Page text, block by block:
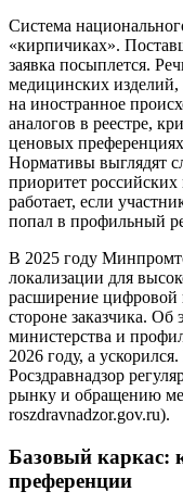
Система
«кирпичиках».
заявка посыплется.
медицинских
на иностранное
аналогов в реестре,
ценовых
Нормативы выглядят
приоритет
работает, если
попал в профильный
В 2025 году
локализации для
расширение цифровой
стороне заказчика.
министерства и
2026 году, а
Росздравнадзор
рынку и обращению
roszdravnadzor.gov.ru).
Базовый каркас:
преференции